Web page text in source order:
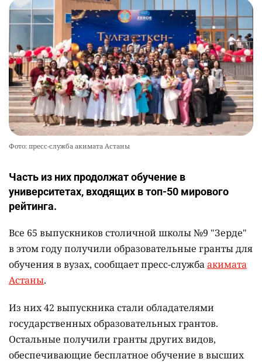
Фото: пресс-служба акимата Астаны
Часть из них продолжат обучение в
университетах, входящих в топ-50 мирового
рейтинга.
Все 65 выпускников столичной школы №9 "Зерде"
в этом году получили образовательные гранты для
обучения в вузах, сообщает пресс-службаакимата
Астаны.
Из них 42 выпускника стали обладателями
государственных образовательных грантов.
Остальные получили гранты других видов,
обеспечивающие бесплатное обучение в высших